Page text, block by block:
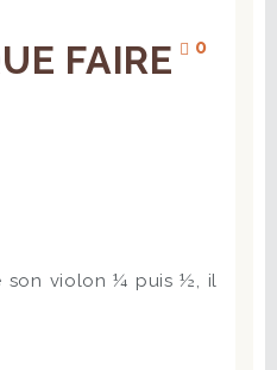
0
FAIRE
son violon ¼ puis ½, il